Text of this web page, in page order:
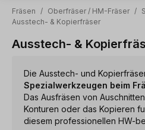
Fräsen / Oberfräser / HM-Fräser /
Ausstech- & Kopierfräser
Ausstech- &
Die Ausstech- und
Spezialwerkzeugen beim
Das Ausfräsen von
Konturen oder das Kopieren
diesem professionellen HW-